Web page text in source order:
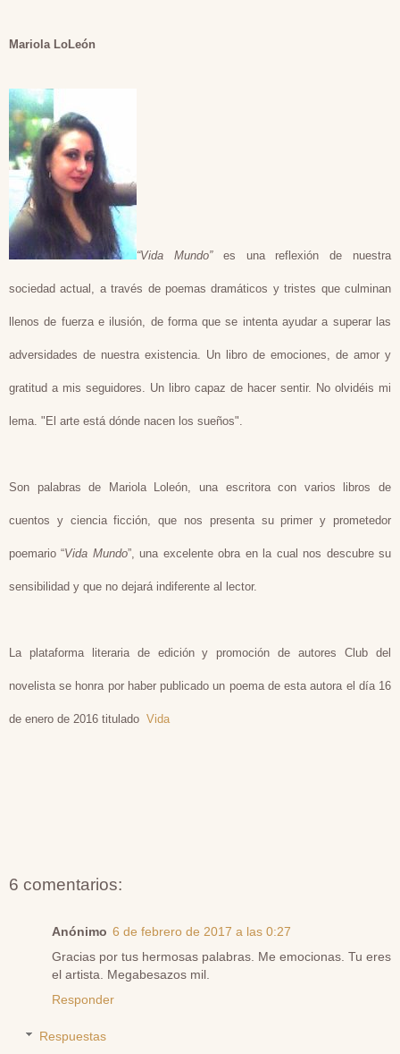
Mariola LoLeón
“Vida Mundo”es una reflexión de nuestra
sociedad actual, a través de poemas dramáticos y tristes que culminan
llenos de fuerza e ilusión, de forma que se intenta ayudar a superar las
adversidades de nuestra existencia. Un libro de emociones, de amor y
gratitud a mis seguidores. Un libro capaz de hacer sentir. No olvidéis mi
lema. "El arte está dónde nacen los sueños".
Son palabras de Mariola Loleón, una escritora con varios libros de
cuentos y ciencia ficción, que nos presenta su primer y prometedor
poemario “Vida Mundo”, una excelente obra en la cual nos descubre su
sensibilidad y que no dejará indiferente al lector.
La plataforma literaria de edición y promoción de autores Club del
novelista se honra por haber publicado un poema de esta autora el día 16
de enero de 2016 titulado Vida
6 comentarios:
Anónimo 6 de febrero de 2017 a las 0:27
Gracias por tus hermosas palabras. Me emocionas. Tu eres
el artista. Megabesazos mil.
Responder
Respuestas